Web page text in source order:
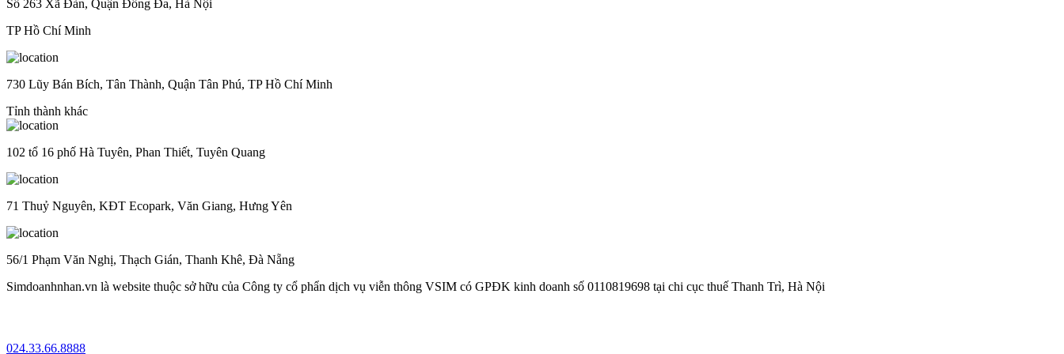
Số 263 Xã Đàn, Quận Đống Đa, Hà Nội
TP Hồ Chí Minh
730 Lũy Bán Bích, Tân Thành, Quận Tân Phú, TP Hồ Chí Minh
Tỉnh thành khác
102 tổ 16 phố Hà Tuyên, Phan Thiết, Tuyên Quang
71 Thuỷ Nguyên, KĐT Ecopark, Văn Giang, Hưng Yên
56/1 Phạm Văn Nghị, Thạch Gián, Thanh Khê, Đà Nẵng
Simdoanhnhan.vn là website thuộc sở hữu của Công ty cổ phẩn dịch vụ viễn thông VSIM có GPĐK kinh doanh số 0110819698 tại chi cục thuế Thanh Trì, Hà Nội
024.33.66.8888